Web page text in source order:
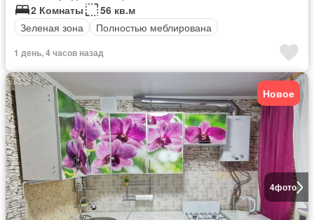
2 Комнаты
56 кв.м
Зеленая зона
Полностью меблирована
1 день, 4 часов назад
4фото
Новое